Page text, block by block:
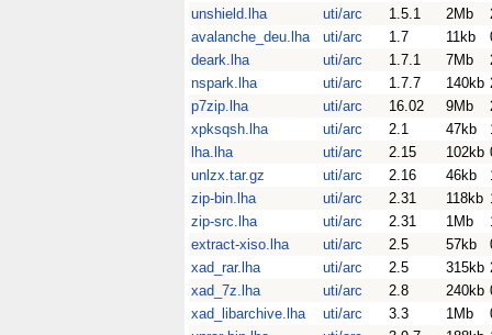
unshield.lha
uti/arc 1.5.1 2Mb
avalanche_deu.lha
uti/arc 1.7 11kb
deark.lha
uti/arc 1.7.1 7Mb
nspark.lha
uti/arc 1.7.7 140kb
p7zip.lha
uti/arc 16.02 9Mb
xpksqsh.lha
uti/arc 2.1 47kb
lha.lha
uti/arc 2.15 102kb
unlzx.tar.gz
uti/arc 2.16 46kb
zip-bin.lha
uti/arc 2.31 118kb
zip-src.lha
uti/arc 2.31 1Mb
extract-xiso.lha
uti/arc 2.5 57kb
xad_rar.lha
uti/arc 2.5 315kb
xad_7z.lha
uti/arc 2.8 240kb
xad_libarchive.lha
uti/arc 3.3 1Mb